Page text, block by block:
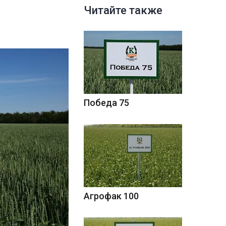
Читайте также
Победа 75
Агрофак 100